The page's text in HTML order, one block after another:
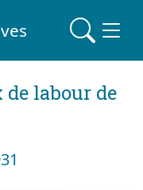
de labour de